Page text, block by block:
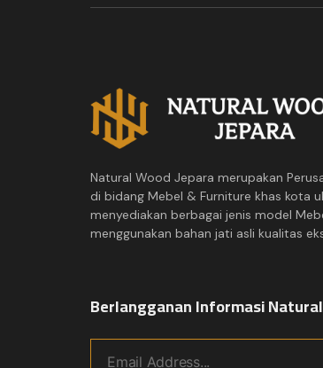
Natural Wood Jepara merupakan
di bidang Mebel & Furniture khas kota
menyediakan berbagai jenis model
menggunakan bahan jati asli kualitas
Berlangganan Informasi